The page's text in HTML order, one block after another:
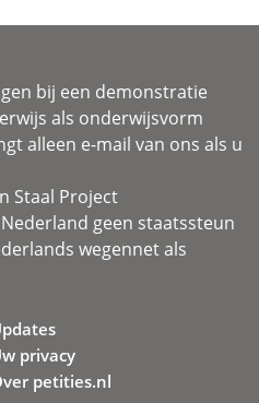
bij een demonstratie
als onderwijsvorm
alleen e-mail van ons als u
Staal Project
geen staatssteun
wegennet als
privacy
petities.nl